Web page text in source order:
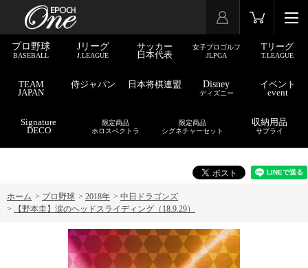
プロ野球
BASEBALL
Jリーグ
J.LEAGUE
サッカー
日本代表
女子プロゴルフ
JLPGA
Tリーグ
T.LEAGUE
TEAM
JAPAN
侍ジャパン 日本将棋連盟 Disney
ディズニー
イベント
event
Signature
DECO
限定商品
ホロスペクトラ
限定商品
シグネチャーセット
収納用品
サプライ
ホーム > プロ野球 > 2018年 > 中日ドラゴンズ
>
【野本圭】涙のヘッドスライディング（18.9.29）